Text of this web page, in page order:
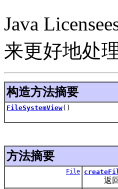
Java
来更好地处
构造方法摘要
FileSystemView()
方法摘要
File
返回根